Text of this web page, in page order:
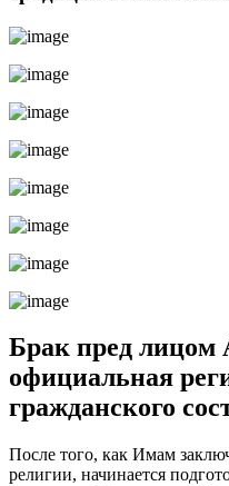
Брак пред лицом
официальная
гражданского
После того, как Имам
религии, начинается